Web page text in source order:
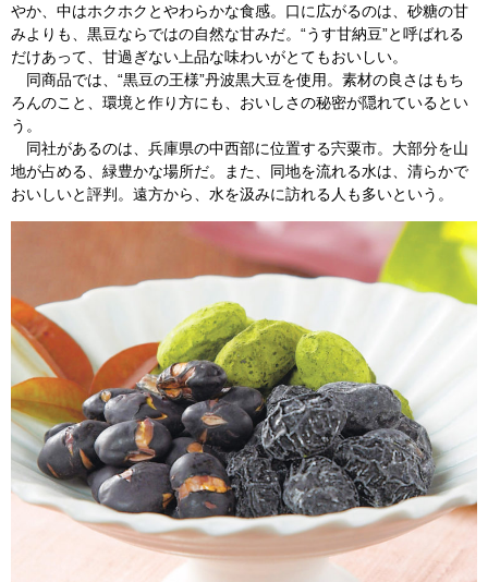
やか、中はホクホクとやわらかな食感。口に広がるのは、砂糖の甘
みよりも、黒豆ならではの自然な甘みだ。“うす甘納豆”と呼ばれる
だけあって、甘過ぎない上品な味わいがとてもおいしい。
同商品では、“黒豆の王様”丹波黒大豆を使用。素材の良さはもち
ろんのこと、環境と作り方にも、おいしさの秘密が隠れているとい
う。
同社があるのは、兵庫県の中西部に位置する宍粟市。大部分を山
地が占める、緑豊かな場所だ。また、同地を流れる水は、清らかで
おいしいと評判。遠方から、水を汲みに訪れる人も多いという。